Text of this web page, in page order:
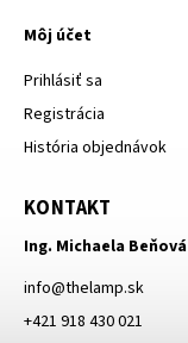
Môj účet
Prihlásiť sa
Registrácia
História objednávok
KONTAKT
Ing. Michaela Beňová
info@thelamp.sk
+421 918 430 021